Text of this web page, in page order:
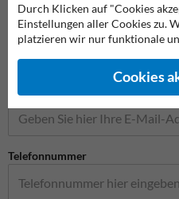
Firmenname
E-Mail-Adresse*
Telefonnummer
Durch Klicken auf "Cookies
Einstellungen aller Cookies zu.
platzieren wir nur funktionale
Cookies